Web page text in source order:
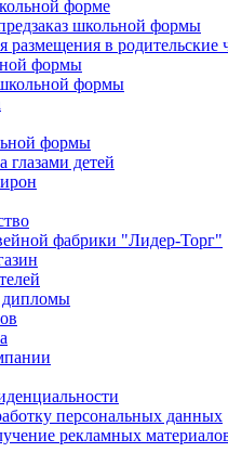
форме
школьной формы
размещения в родительские
формы
формы
формы
детей
фабрики "Лидер-Торг"
дипломы
персональных данных
рекламных